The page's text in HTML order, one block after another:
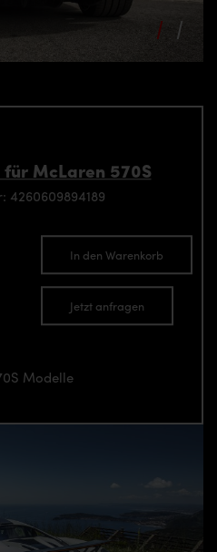
für McLaren 570S
4260609894189
In den Warenkorb
Jetzt anfragen
Modelle